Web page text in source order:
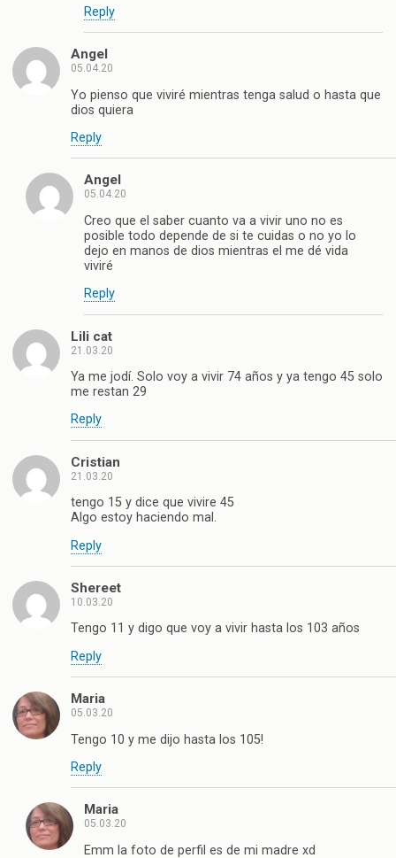
Reply
Angel
05.04.20
Yo pienso que viviré mientras tenga salud o hasta que
dios quiera
Reply
Angel
05.04.20
Creo que el saber cuanto va a vivir uno no es
posible todo depende de si te cuidas o no yo lo
dejo en manos de dios mientras el me dé vida
viviré
Reply
Lili cat
21.03.20
Ya me jodí. Solo voy a vivir 74 años y ya tengo 45 solo
me restan 29
Reply
Cristian
21.03.20
tengo 15 y dice que vivire 45
Algo estoy haciendo mal.
Reply
Shereet
10.03.20
Tengo 11 y digo que voy a vivir hasta los 103 años
Reply
Maria
05.03.20
Tengo 10 y me dijo hasta los 105!
Reply
Maria
05.03.20
Emm la foto de perfil es de mi madre xd